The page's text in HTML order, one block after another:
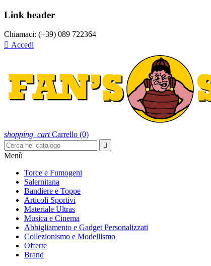
Link header
Chiamaci: (+39) 089 722364
 Accedi
shopping_cart Carrello (0)

Menù
Torce e Fumogeni
Salernitana
Bandiere e Toppe
Articoli Sportivi
Materiale Ultras
Musica e Cinema
Abbigliamento e Gadget Personalizzati
Collezionismo e Modellismo
Offerte
Brand